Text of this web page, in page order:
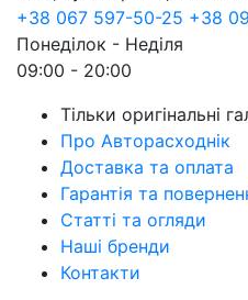
+38 067 597-50-25 +38
Понеділок - Неділя
09:00 - 20:00
Тільки оригінальні
Про Авторасходнік
Доставка та оплата
Гарантія та
Статті та огляди
Наші бренди
Контакти